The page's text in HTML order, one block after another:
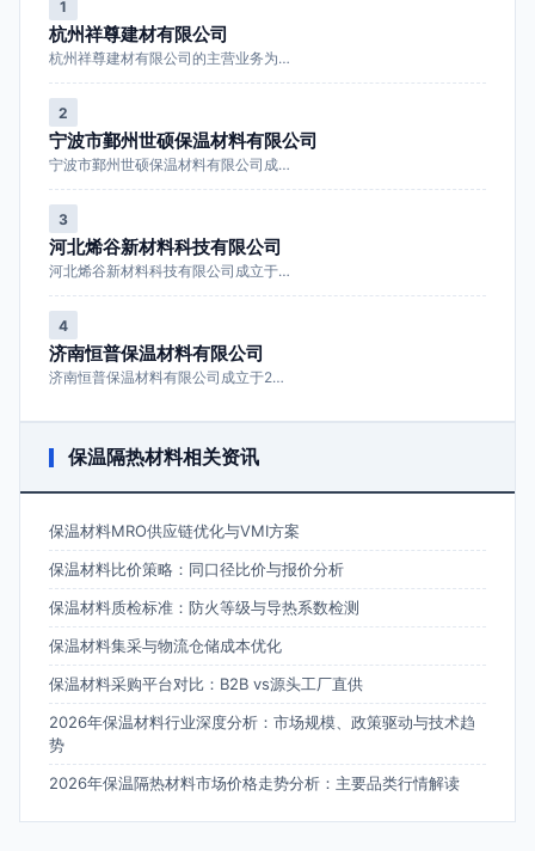
1
杭州祥尊建材有限公司
杭州祥尊建材有限公司的主营业务为…
2
宁波市鄞州世硕保温材料有限公司
宁波市鄞州世硕保温材料有限公司成…
3
河北烯谷新材料科技有限公司
河北烯谷新材料科技有限公司成立于…
4
济南恒普保温材料有限公司
济南恒普保温材料有限公司成立于2…
保温隔热材料相关资讯
保温材料MRO供应链优化与VMI方案
保温材料比价策略：同口径比价与报价分析
保温材料质检标准：防火等级与导热系数检测
保温材料集采与物流仓储成本优化
保温材料采购平台对比：B2B vs源头工厂直供
2026年保温材料行业深度分析：市场规模、政策驱动与技术趋
势
2026年保温隔热材料市场价格走势分析：主要品类行情解读